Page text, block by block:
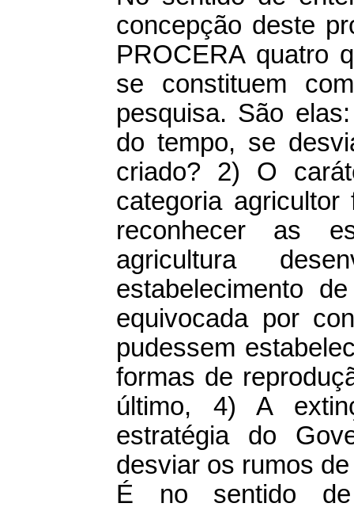
concepção deste
PROCERA quatro
se constituem
pesquisa. São
do tempo, se
criado? 2) O
categoria
reconhecer as
agricultura
estabelecimento
equivocada por
pudessem
formas de
último, 4) A
estratégia do
desviar os rumos
É no sentido